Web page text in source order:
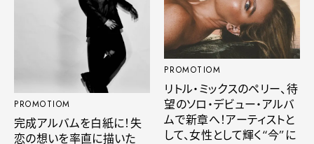
PROMOTIOM
完成アルバムを白紙に！失
恋の想いを率直に描いた
PROMOTIOM
リトル・ミックスのペリー、待
望のソロ・デビュー・アルバ
ムで新章へ！アーティストと
して、女性として輝く“今”に